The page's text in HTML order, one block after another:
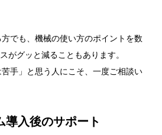
でも、機械の使い方のポイントを数
がグッと減ることもあります。
苦手」と思う人にこそ、一度ご相談い
導入後のサポート